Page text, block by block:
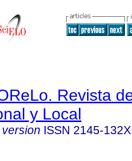
Revista
y Local
ISSN 2145-132X